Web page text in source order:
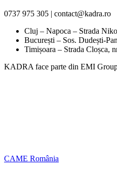
0737 975 305 | contact@kadra.ro
Cluj – Napoca – Strada
București – Sos. Dudești-
Timișoara – Strada Cloșca,
KADRA face parte din EMI
CAME România